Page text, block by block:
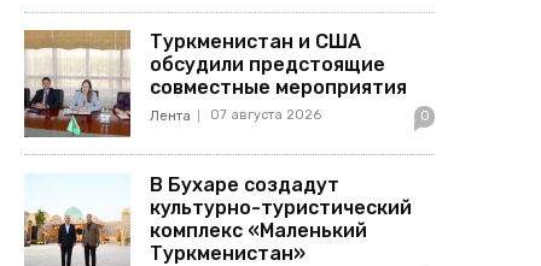
Туркменистан и США
обсудили предстоящие
совместные мероприятия
Лента 07 августа 2026 0
В Бухаре создадут
культурно-туристический
комплекс «Маленький
Туркменистан»